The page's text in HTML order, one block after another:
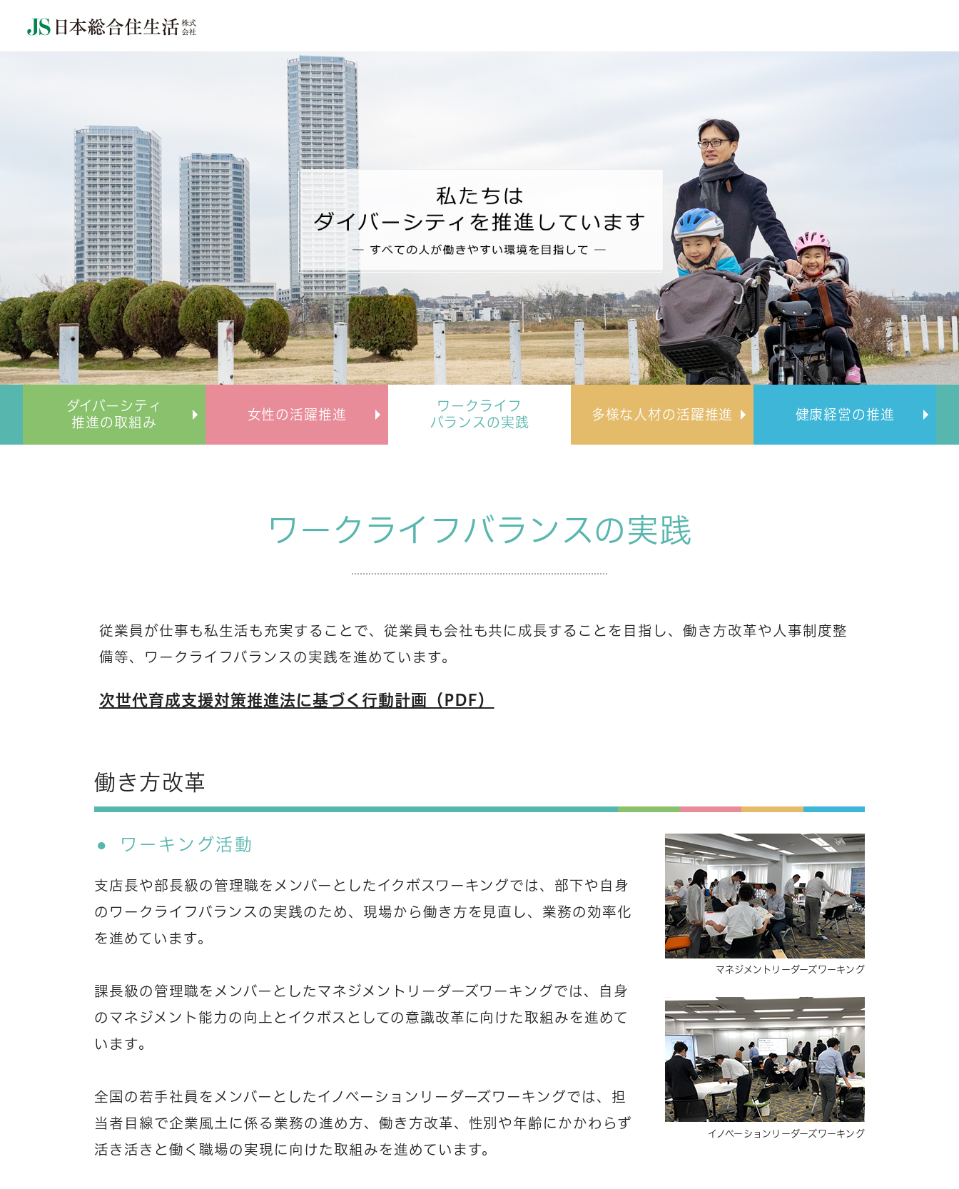
ダイバーシティ
推進の取組み
女性の活躍推進
ワークライフ
バランスの実践
多様な人材の活躍推進 健康経営の推進
ワークライフバランスの実践
従業員が仕事も私生活も充実することで、従業員も会社も共に成長することを目指し、働き方改革や人事制度整
備等、ワークライフバランスの実践を進めています。
次世代育成支援対策推進法に基づく行動計画（PDF）
働き方改革
ワーキング活動
支店長や部長級の管理職をメンバーとしたイクボスワーキングでは、部下や自身
のワークライフバランスの実践のため、現場から働き方を見直し、業務の効率化
を進めています。
課長級の管理職をメンバーとしたマネジメントリーダーズワーキングでは、自身
のマネジメント能力の向上とイクボスとしての意識改革に向けた取組みを進めて
います。
全国の若手社員をメンバーとしたイノベーションリーダーズワーキングでは、担
当者目線で企業風土に係る業務の進め方、働き方改革、性別や年齢にかかわらず
活き活きと働く職場の実現に向けた取組みを進めています。
マネジメントリーダーズワーキング
イノベーションリーダーズワーキング